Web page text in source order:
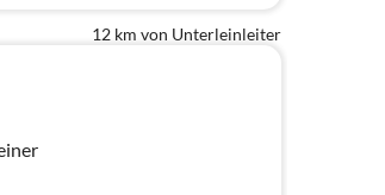
12 km von Unterleinleiter